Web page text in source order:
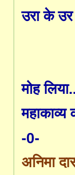
उरा के उर
मोह
महाकाव्य
-0-
अनिमा